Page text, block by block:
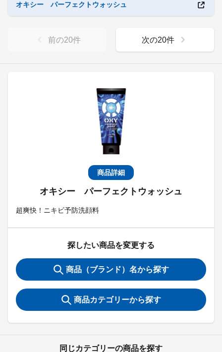
商品詳細
オキシー パーフェクトウォッシュ
超爽快！ニキビ予防洗顔料
探したい商品を変更する
商品（ブランド）名から探す
商品カテゴリーから探す
同じカテゴリーの商品を探す
オキシー パーフェクトウォッシュ
前の20件 次の20件